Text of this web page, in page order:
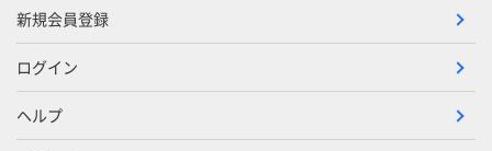
新規会員登録
ログイン
ヘルプ